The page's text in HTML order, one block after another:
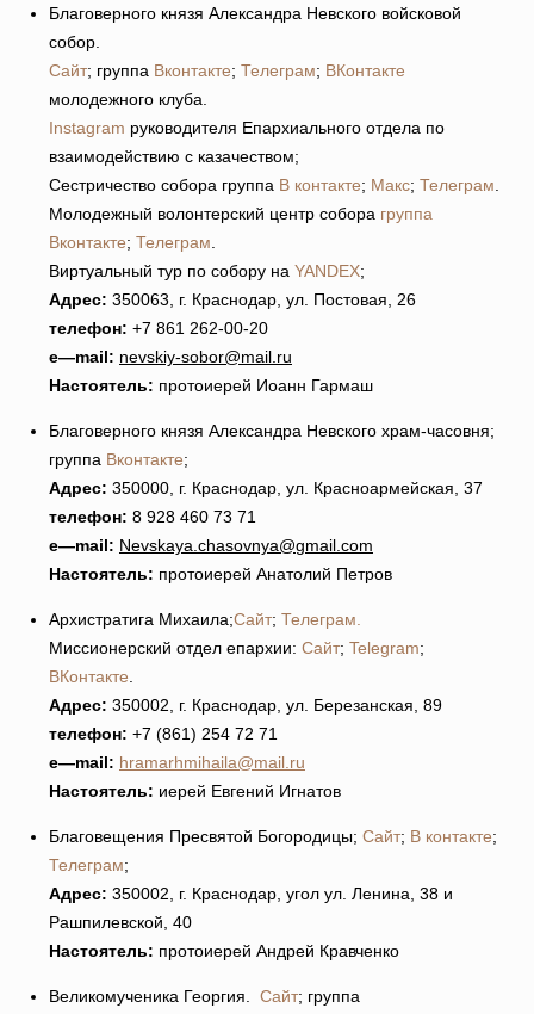
Благоверного князя Александра Невского войсковой
собор.
Сайт; группа Вконтакте; Телеграм; ВКонтакте
молодежного клуба.
Instagram руководителя Епархиального отдела по
взаимодействию с казачеством;
Сестричество собора группа В контакте; Макс; Телеграм
Молодежный волонтерский центр собора группа
Вконтакте; Телеграм
Виртуальный тур по собору на YANDEX;
Адрес: 350063, г. Краснодар, ул. Постовая, 26
телефон: +7 861 262-00-20
e—mail: nevskiy-sobor@mail.ru
Настоятель: протоиерей Иоанн Гармаш
Благоверного князя Александра Невского храм-часовня;
группа Вконтакте;
Адрес: 350000, г. Краснодар, ул. Красноармейская, 37
телефон: 8 928 460 73 71
e—mail: Nevskaya chasovnya@gmail com
Настоятель: протоиерей Анатолий Петров
Архистратига Михаила;Сайт; Телеграм.
Миссионерский отдел епархии: Сайт; Telegram;
ВКонтакте
Адрес: 350002, г. Краснодар, ул. Березанская, 89
телефон: +7 (861) 254 72 71
e—mail: hramarhmihaila@mail.ru
Настоятель: иерей Евгений Игнатов
Благовещения Пресвятой Богородицы; Сайт; В контакте;
Телеграм;
Адрес: 350002, г. Краснодар, угол ул. Ленина, 38 и
Рашпилевской, 40
Настоятель: протоиерей Андрей Кравченко
Великомученика Георгия. Сайт; группа